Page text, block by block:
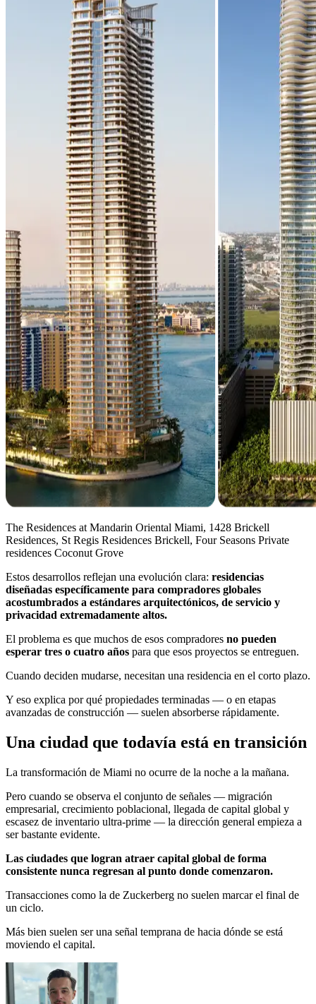
The Residences at Mandarin Oriental Miami, 1428 Brickell
Residences, St Regis Residences Brickell, Four Seasons Private
residences Coconut Grove
Estos desarrollos reflejan una evolución clara: residencias
diseñadas específicamente para compradores globales
acostumbrados a estándares arquitectónicos, de servicio y
privacidad extremadamente altos.
El problema es que muchos de esos compradores no pueden
esperar tres o cuatro años para que esos proyectos se entreguen.
Cuando deciden mudarse, necesitan una residencia en el corto plazo.
Y eso explica por qué propiedades terminadas — o en etapas
avanzadas de construcción — suelen absorberse rápidamente.
Una ciudad que todavía está en transición
La transformación de Miami no ocurre de la noche a la mañana.
Pero cuando se observa el conjunto de señales — migración
empresarial, crecimiento poblacional, llegada de capital global y
escasez de inventario ultra-prime — la dirección general empieza a
ser bastante evidente.
Las ciudades que logran atraer capital global de forma
consistente nunca regresan al punto donde comenzaron.
Transacciones como la de Zuckerberg no suelen marcar el final de
un ciclo.
Más bien suelen ser una señal temprana de hacia dónde se está
moviendo el capital.